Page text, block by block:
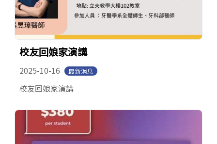
校友回娘家演講
2025-10-16 最新消息
校友回娘家演講